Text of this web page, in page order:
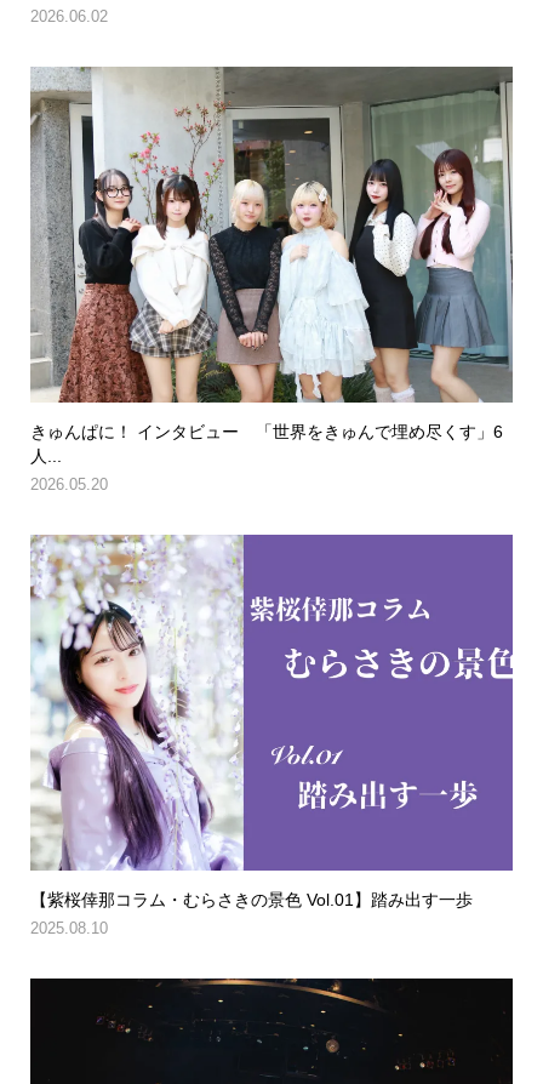
2026.06.02
きゅんぱに！ インタビュー 「世界をきゅんで埋め尽くす」6
人...
2026.05.20
【紫桜倖那コラム・むらさきの景色 Vol.01】踏み出す一歩
2025.08.10